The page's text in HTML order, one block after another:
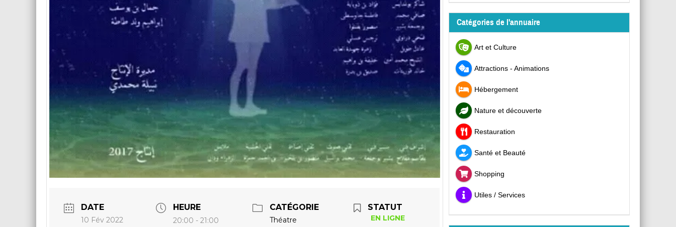
DATE
10 Fév 2022
HEURE
20:00 - 21:00
CATÉGORIE
Théatre
STATUT
EN LIGNE
Catégories de l'annuaire
Art et Culture
Attractions - Animations
Hébergement
Nature et découverte
Restauration
Santé et Beauté
Shopping
Utiles / Services